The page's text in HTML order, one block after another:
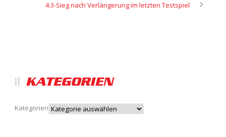
4:3-Sieg nach Verlängerung im letzten Testspiel
KATEGORIEN
Kategorien